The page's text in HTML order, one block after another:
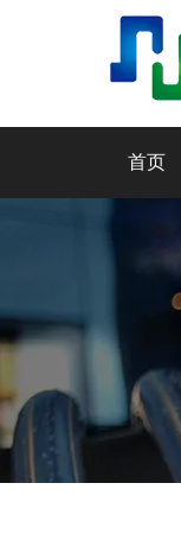
首页